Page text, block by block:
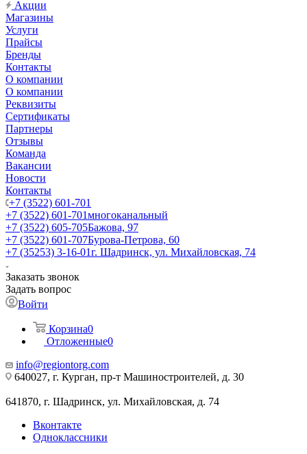
Акции
Магазины
Услуги
Прайсы
Бренды
Контакты
О компании
О компании
Реквизиты
Сертификаты
Партнеры
Отзывы
Команда
Вакансии
Новости
Контакты
+7 (3522) 601-701
+7 (3522) 601-701многоканальный
+7 (3522) 605-705Бажова, 97
+7 (3522) 601-707Бурова-Петрова, 60
+7 (35253) 3-16-01г. Шадринск, ул. Михайловская, 74
Заказать звонок
Задать вопрос
Войти
Корзина0
Отложенные0
info@regiontorg.com
640027, г. Курган, пр-т Машиностроителей, д. 30
641870, г. Шадринск, ул. Михайловская, д. 74
Вконтакте
Одноклассники